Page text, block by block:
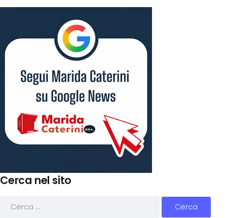
Cerca nel sito